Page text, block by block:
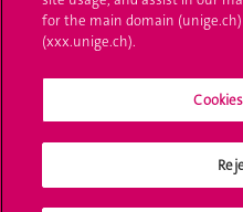
Médias
Offres d'emploi
Calendrier académique
Médias sociaux UNIGE
for the main domain
(xxx.unige.ch).